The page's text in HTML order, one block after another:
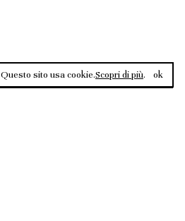
Questo sito usa cookie.Scopri di più. ok